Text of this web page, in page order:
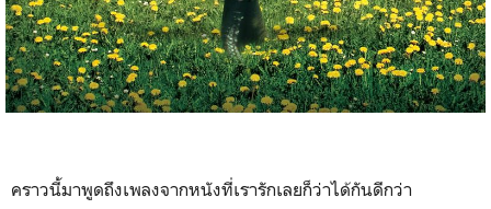
คราวนี้มาพูดถึงเพลงจากหนังที่เรารักเลยก็ว่าได้กันดีกว่า